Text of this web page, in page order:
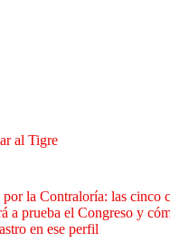
al Tigre
la Contraloría: las cinco
a prueba el Congreso y
en ese perfil